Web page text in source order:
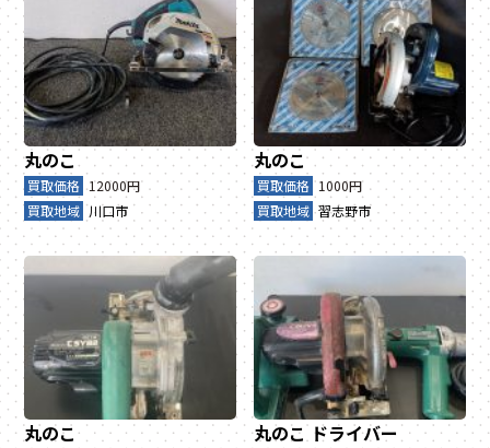
丸のこ
買取価格 12000円
買取地域 川口市
丸のこ
買取価格 1000円
買取地域 習志野市
丸のこ 丸のこ ドライバー